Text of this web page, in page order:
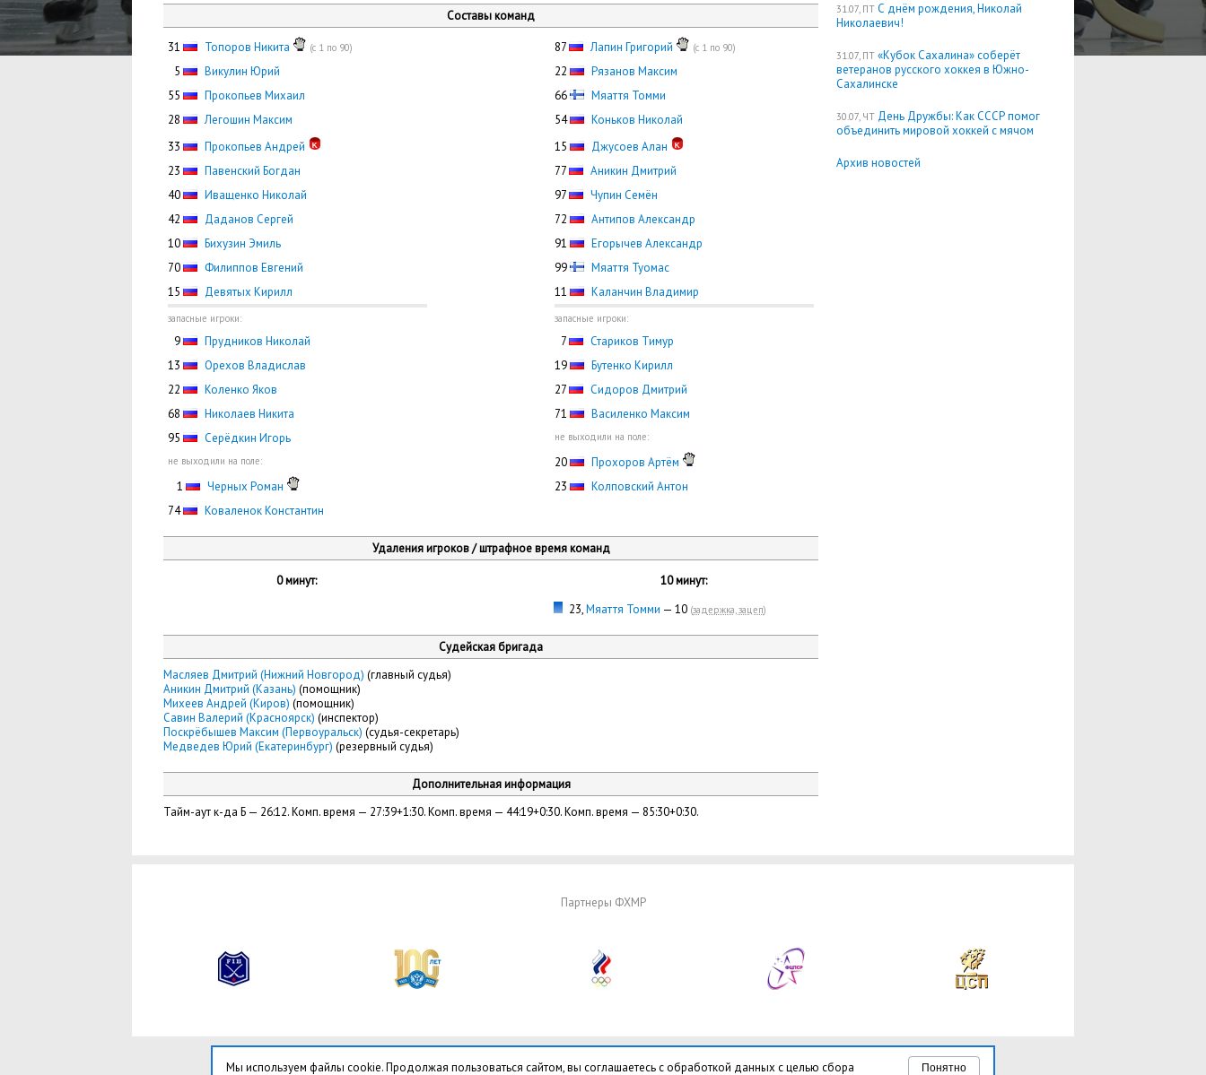
31.07, ПТ С днём рождения, Николай
Николаевич!
31.07, ПТ «Кубок Сахалина» соберёт
ветеранов русского хоккея в Южно-
Сахалинске
30.07, ЧТ День Дружбы: Как СССР помог
объединить мировой хоккей с мячом
Архив новостей
Составы команд
31 Топоров Никита (с 1 по 90)
5
Викулин Юрий
55
Прокопьев Михаил
28
Легошин Максим
33
Прокопьев Андрей
23
Павенский Богдан
40
Иващенко Николай
42
Даданов Сергей
10
Бихузин Эмиль
70
Филиппов Евгений
15
Девятых Кирилл
запасные игроки:
9
Прудников Николай
13
Орехов Владислав
22
Коленко Яков
68
Николаев Никита
95
Серёдкин Игорь
не выходили на поле:
1
Черных Роман
74
Коваленок Константин
87 Лапин Григорий (с 1 по 90)
22
Рязанов Максим
66
Мяаття Томми
54
Коньков Николай
15
Джусоев Алан
77
Аникин Дмитрий
97
Чупин Семён
72
Антипов Александр
91
Егорычев Александр
99
Мяаття Туомас
11
Каланчин Владимир
запасные игроки:
7
Стариков Тимур
19
Бутенко Кирилл
27
Сидоров Дмитрий
71
Василенко Максим
не выходили на поле:
20
Прохоров Артём
23
Колповский Антон
Удаления игроков / штрафное время команд
0 минут:
10 минут:
23,Мяаття Томми — 10 (задержка, зацеп)
Судейская бригада
Масляев Дмитрий (Нижний Новгород) (главный судья)
Аникин Дмитрий (Казань) (помощник)
Михеев Андрей (Киров) (помощник)
Савин Валерий (Красноярск) (инспектор)
Поскрёбышев Максим (Первоуральск) (судья-секретарь)
Медведев Юрий (Екатеринбург) (резервный судья)
Дополнительная информация
Тайм-аут к-да Б — 26:12. Комп. время — 27:39+1:30. Комп. время — 44:19+0:30. Комп. время — 85:30+0:30.
Партнеры ФХМР
Понятно
Мы используем файлы cookie. Продолжая пользоваться сайтом, вы соглашаетесь с обработкой данных с целью сбора